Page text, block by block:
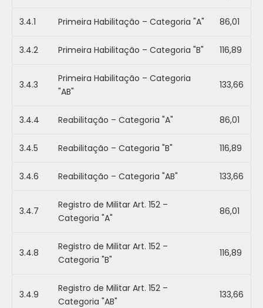
3.4.1 Primeira Habilitação – Categoria "A" 86,01
3.4.2 Primeira Habilitação – Categoria "B" 116,89
3.4.3
Primeira Habilitação – Categoria
"AB"
133,66
3.4.4 Reabilitação – Categoria "A" 86,01
3.4.5 Reabilitação – Categoria "B" 116,89
3.4.6 Reabilitação – Categoria "AB" 133,66
3.4.7
Registro de Militar Art. 152 –
Categoria "A"
86,01
3.4.8
Registro de Militar Art. 152 –
Categoria "B"
116,89
3.4.9
Registro de Militar Art. 152 –
Categoria "AB"
133,66